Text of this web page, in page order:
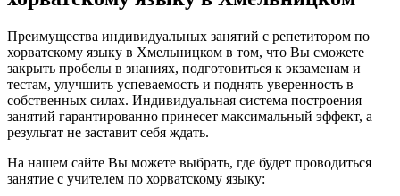
Преимущества индивидуальных занятий с репетитором по
хорватскому языку в Хмельницком в том, что Вы сможете
закрыть пробелы в знаниях, подготовиться к экзаменам и
тестам, улучшить успеваемость и поднять уверенность в
собственных силах. Индивидуальная система построения
занятий гарантированно принесет максимальный эффект, а
результат не заставит себя ждать.
На нашем сайте Вы можете выбрать, где будет проводиться
занятие с учителем по хорватскому языку: